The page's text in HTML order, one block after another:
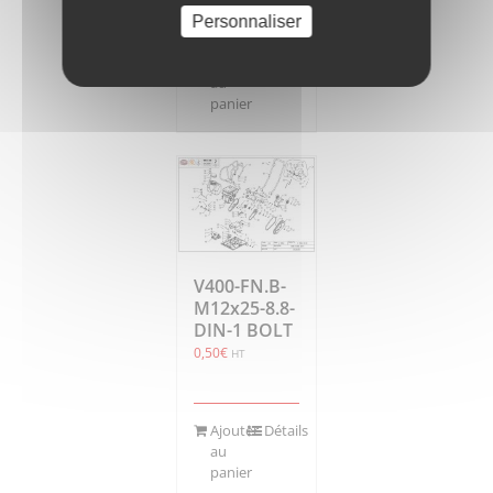
au
panier
V400-FN.B-
M12x25-8.8-
DIN-1 BOLT
0,50€ HT
Ajouter
au
panier
Détails
Personnaliser